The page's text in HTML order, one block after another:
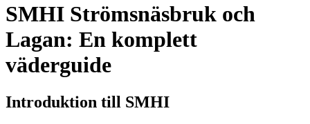
SMHI Strömsnäsbruk och
Lagan: En komplett
väderguide
Introduktion till SMHI